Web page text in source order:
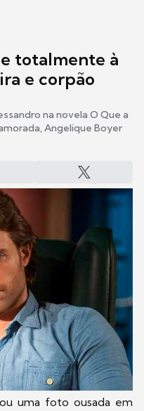
totalmente à
e corpão
na novela O Que a
Angelique Boyer
uma foto ousada em